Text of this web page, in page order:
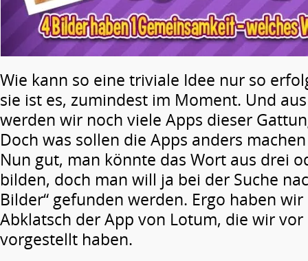
Wie kann so eine triviale Idee nur so
sie ist es, zumindest im Moment. Und
werden wir noch viele Apps dieser
Doch was sollen die Apps anders
Nun gut, man könnte das Wort aus drei
bilden, doch man will ja bei der Suche
Bilder“ gefunden werden. Ergo haben
Abklatsch der App von Lotum, die wir
vorgestellt haben.